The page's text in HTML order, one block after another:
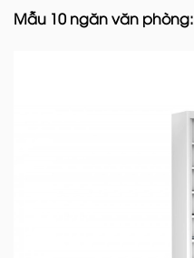
Mẫu 10 ngăn văn phòng: